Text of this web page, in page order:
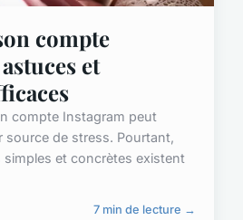
compte
et
compte Instagram peut
source de stress. Pourtant,
et concrètes existent
7 min de lecture →